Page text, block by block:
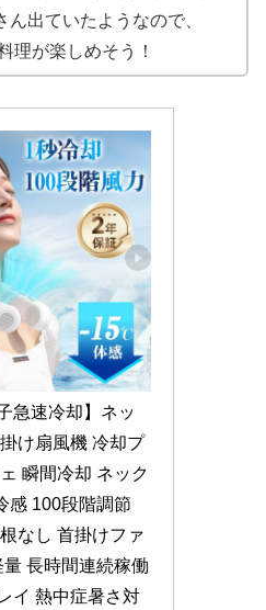
ん出ていたようなので、
理が楽しめそう！
急速冷却】ネッ
け扇風機 冷却プ
瞬間冷却 ネック
感 100段階調節
なし 首掛けファ
量 長時間連続稼働
イ 熱中症暑さ対